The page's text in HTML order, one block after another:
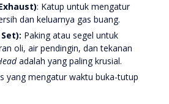
: Katup untuk mengatur
dan keluarnya gas buang.
Paking atau segel untuk
oli, air pendingin, dan tekanan
adalah yang paling krusial.
yang mengatur waktu buka-tutup